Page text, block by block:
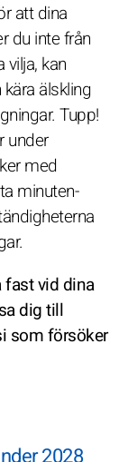
att dina
du inte från
kan
älskling
Tupp!
under
med
minuten-
fast vid dina
dig till
som försöker